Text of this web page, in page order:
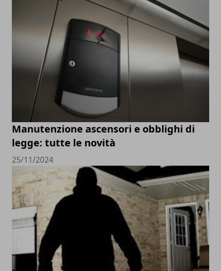
Manutenzione ascensori e obblighi di
legge: tutte le novità
25/11/2024